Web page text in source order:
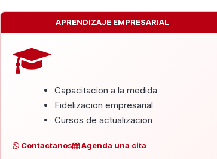
APRENDIZAJE EMPRESARIAL
Capacitacion a la medida
Fidelizacion empresarial
Cursos de actualizacion
Contactanos Agenda una cita